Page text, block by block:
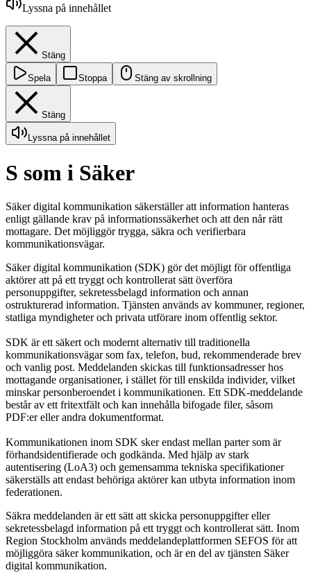
Lyssna på innehållet
Stäng
Spela Stoppa Stäng av skrollning
Stäng
Lyssna på innehållet
S som i Säker
Säker digital kommunikation säkerställer att information hanteras
enligt gällande krav på informationssäkerhet och att den når rätt
mottagare. Det möjliggör trygga, säkra och verifierbara
kommunikationsvägar.
Säker digital kommunikation (SDK) gör det möjligt för offentliga
aktörer att på ett tryggt och kontrollerat sätt överföra
personuppgifter, sekretessbelagd information och annan
ostrukturerad information. Tjänsten används av kommuner, regioner,
statliga myndigheter och privata utförare inom offentlig sektor.
SDK är ett säkert och modernt alternativ till traditionella
kommunikationsvägar som fax, telefon, bud, rekommenderade brev
och vanlig post. Meddelanden skickas till funktionsadresser hos
mottagande organisationer, i stället för till enskilda individer, vilket
minskar personberoendet i kommunikationen. Ett SDK-meddelande
består av ett fritextfält och kan innehålla bifogade filer, såsom
PDF:er eller andra dokumentformat.
Kommunikationen inom SDK sker endast mellan parter som är
förhandsidentifierade och godkända. Med hjälp av stark
autentisering (LoA3) och gemensamma tekniska specifikationer
säkerställs att endast behöriga aktörer kan utbyta information inom
federationen.
Säkra meddelanden är ett sätt att skicka personuppgifter eller
sekretessbelagd information på ett tryggt och kontrollerat sätt. Inom
Region Stockholm används meddelandeplattformen SEFOS för att
möjliggöra säker kommunikation, och är en del av tjänsten Säker
digital kommunikation.